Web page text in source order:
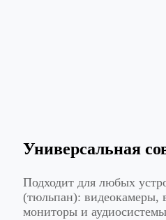
Универсальная
Подходит для любых
(тюльпан): видеокамеры,
мониторы и